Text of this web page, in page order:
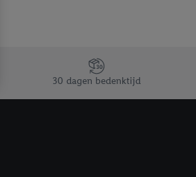
30 dagen bedenktijd